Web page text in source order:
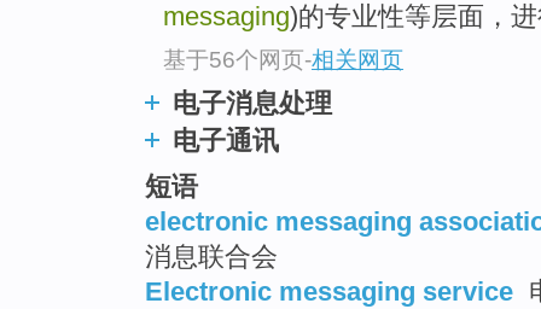
messaging)的专业性等层面，
基于56个网页-相关网页
电子消息处理
电子通讯
短语
electronic messaging
消息联合会
Electronic messaging service